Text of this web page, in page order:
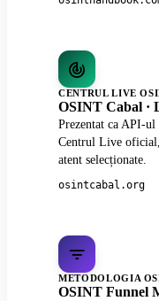
CENTRUL LIVE
OSINT Cabal ·
Prezentat ca API-
Centrul Live
atent selecționate.
osintcabal.org
METODOLOGIA
OSINT Funnel